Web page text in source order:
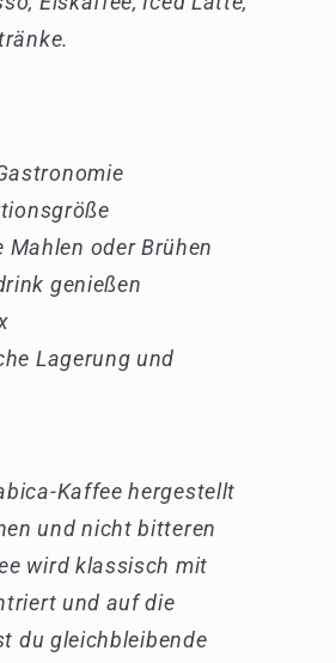
Mahlen oder Brühen
genießen
Lagerung und
Kaffee hergestellt
und nicht bitteren
wird klassisch mit
und auf die
du gleichbleibende